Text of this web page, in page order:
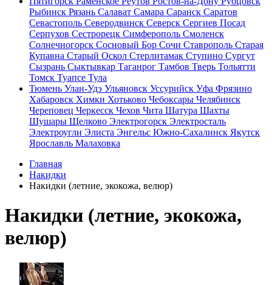
Рыбинск Рязань Салават Самара Саранск Саратов
Севастополь Северодвинск Северск Сергиев Посад
Серпухов Сестрорецк Симферополь Смоленск
Солнечногорск Сосновый Бор Сочи Ставрополь Старая
Купавна Старый Оскол Стерлитамак Ступино Сургут
Сызрань Сыктывкар Таганрог Тамбов Тверь Тольятти
Томск Туапсе Тула
Тюмень Улан-Удэ Ульяновск Уссурийск Уфа Фрязино
Хабаровск Химки Хотьково Чебоксары Челябинск
Череповец Черкесск Чехов Чита Шатура Шахты
Шушары Щелково Электрогорск Электросталь
Электроугли Элиста Энгельс Южно-Сахалинск Якутск
Ярославль Малаховка
Главная
Накидки
Накидки (летние, экокожа, велюр)
Накидки (летние, экокожа,
велюр)